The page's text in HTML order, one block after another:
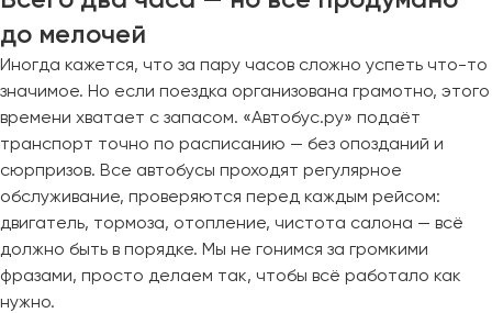
до мелочей
Иногда кажется, что за пару часов сложно успеть что-то
значимое. Но если поездка организована грамотно, этого
времени хватает с запасом. «Автобус.ру» подаёт
транспорт точно по расписанию — без опозданий и
сюрпризов. Все автобусы проходят регулярное
обслуживание, проверяются перед каждым рейсом:
двигатель, тормоза, отопление, чистота салона — всё
должно быть в порядке. Мы не гонимся за громкими
фразами, просто делаем так, чтобы всё работало как
нужно.